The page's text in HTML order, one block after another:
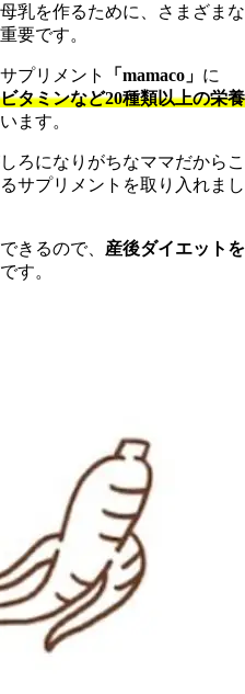
乳を作るために、さまざまな
要です。
プリメント 「mamaco」 に
タミンなど20種類以上の栄養
ます。
ろになりがちなママだからこ
サプリメントを取り入れまし
きるので、 産後ダイエットを
です。